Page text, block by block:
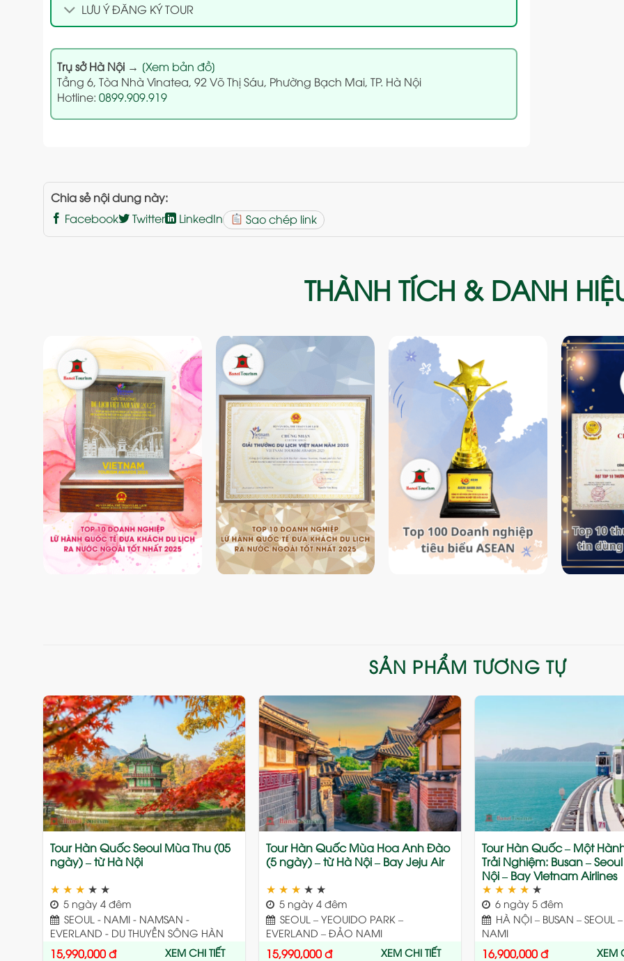
LƯU Ý ĐĂNG KÝ TOUR
Trụ sở Hà Nội→ [Xem bản đồ]
Tầng 6, Tòa Nhà Vinatea, 92 Võ Thị Sáu, Phường Bạch Mai, TP. Hà Nội
Hotline: 0899.909.919
Chia sẻ nội dung này:
Facebook
Twitter LinkedIn Sao chép link
THÀNH TÍCH & DANH
SẢN PHẨM TƯƠNG TỰ
Add
to
wishlist
Tour Hàn Quốc Seoul Mùa Thu (05
ngày) – từ Hà Nội
★ ★ ★ ★ ★
5 ngày 4 đêm
SEOUL - NAMI - NAMSAN -
EVERLAND - DU THUYỀN SÔNG HÀN
15,990,000đ XEM CHI TIẾT
Add
wishlist
Tour Hàn Quốc Mùa Hoa Anh Đào
(5 ngày) – từ Hà Nội – Bay Jeju Air
★ ★ ★ ★ ★
5 ngày 4 đêm
SEOUL – YEOUIDO PARK –
EVERLAND – ĐẢO NAMI
15,990,000đ XEM CHI TIẾT
Tour Hàn Quốc – Một
Trải Nghiệm: Busan –
Nội – Bay Vietnam Airlines
★ ★ ★ ★ ★
6 ngày 5 đêm
HÀ NỘI – BUSAN – SEOUL
NAMI
16,900,000đ XEM